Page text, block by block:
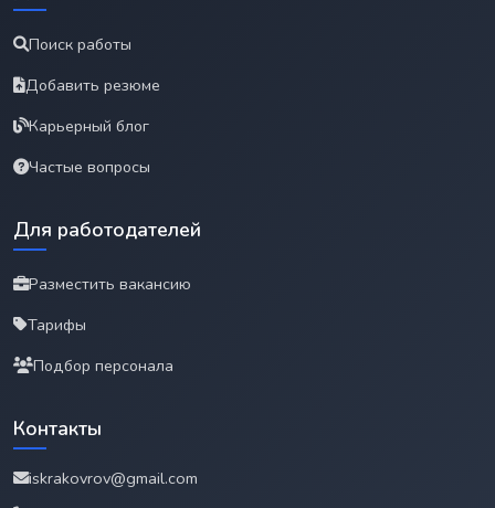
Поиск работы
Добавить резюме
Карьерный блог
Частые вопросы
Для работодателей
Разместить вакансию
Тарифы
Подбор персонала
Контакты
iskrakovrov@gmail.com